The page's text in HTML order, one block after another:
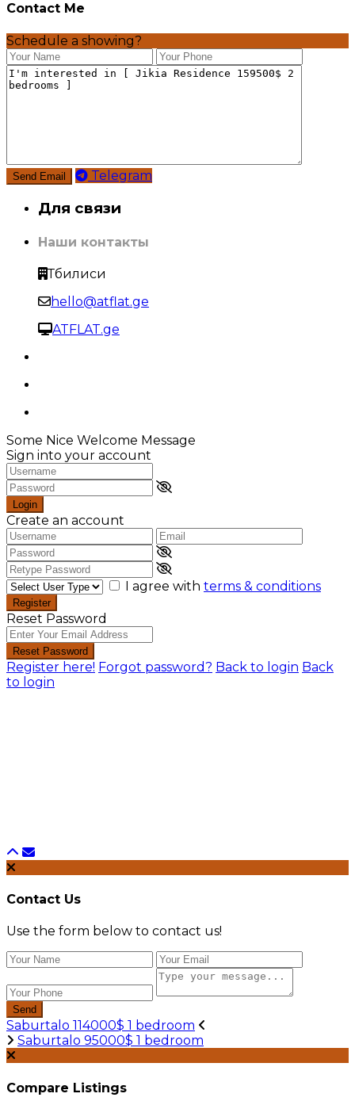
Contact Me
Schedule a showing?
Telegram
Для связи
Наши контакты
Тбилиси
hello@atflat.ge
ATFLAT.ge
Some Nice Welcome Message
Sign into your account
Login
Create an account
I agree with terms & conditions
Register
Reset Password
Reset Password
Register here! Forgot password? Back to login Back
to login
Contact Us
Use the form below to contact us!
Send
Saburtalo 114000$ 1 bedroom
Saburtalo 95000$ 1 bedroom
Compare Listings